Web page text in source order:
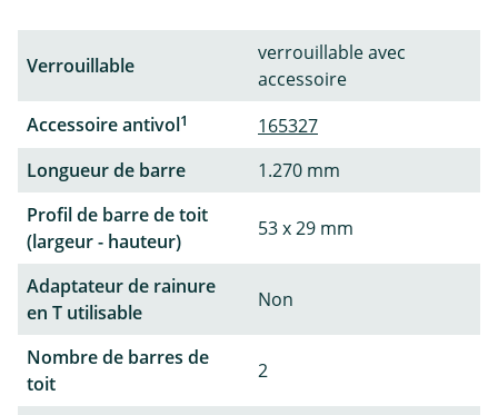
Verrouillable
verrouillable avec
accessoire
Accessoire antivol1
165327
Longueur de barre
1.270 mm
Profil de barre de toit
(largeur - hauteur)
53 x 29 mm
Adaptateur de rainure
en T utilisable
Non
Nombre de barres de
toit
2